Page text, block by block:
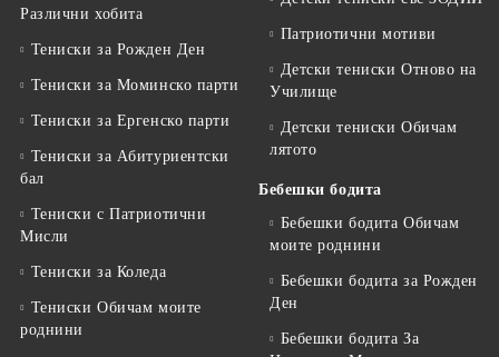
Различни хобита
Тениски за Рожден Ден
Тениски за Mоминско парти
Тениски за Eргенско парти
Тениски за Aбитуриентски
бал
Тениски с Патриотични
Мисли
Тениски за Коледа
Тениски Обичам моите
роднини
Патриотични мотиви
Детски тениски Отново на
Училище
Детски тениски Обичам
лятото
Бебешки бодита
Бебешки бодита Обичам
моите роднини
Бебешки бодита за Рожден
Ден
Бебешки бодита За